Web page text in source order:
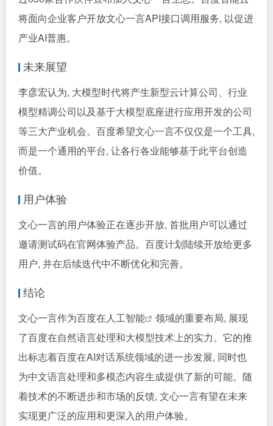
将面向企业客户开放文心一言API接口调用服务, 以促进
产业AI普惠。
未来展望
李彦宏认为, 大模型时代将产生新型云计算公司、行业
模型精调公司以及基于大模型底座进行应用开发的公司
等三大产业机会。百度希望文心一言不仅仅是一个工具,
而是一个通用的平台, 让各行各业能够基于此平台创造
价值。
用户体验
文心一言的用户体验正在逐步开放, 首批用户可以通过
邀请测试码在官网体验产品。百度计划陆续开放给更多
用户, 并在后续迭代中不断优化和完善。
结论
文心一言作为百度在人工智能
领域的重要布局, 展现
了百度在自然语言处理和大模型技术上的实力。它的推
出标志着百度在AI对话系统领域的进一步发展, 同时也
为中文语言处理和多模态内容生成提供了新的可能。随
着技术的不断进步和市场的反馈, 文心一言有望在未来
实现更广泛的应用和更深入的用户体验。